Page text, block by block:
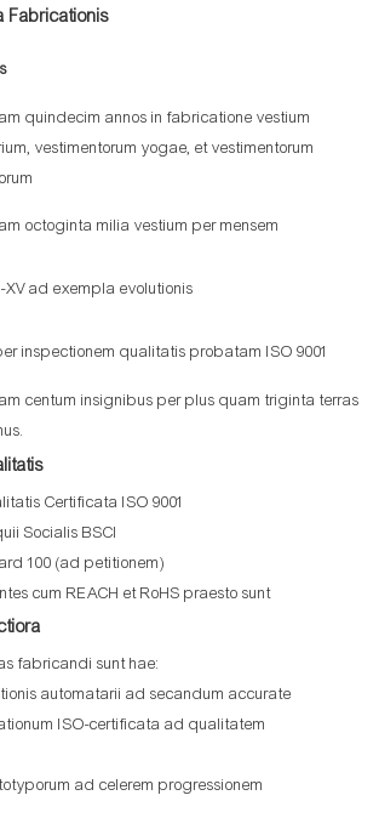
Fabricationis
quindecim annos in fabricatione vestium
vestimentorum yogae, et vestimentorum
octoginta milia vestium per mensem
XV ad exempla evolutionis
inspectionem qualitatis probatam ISO 9001
centum insignibus per plus quam triginta terras
Certificata ISO 9001
Socialis BSCI
100 (ad petitionem)
cum REACH et RoHS praesto sunt
fabricandi sunt hae:
automatarii ad secandum accurate
ISO-certificata ad qualitatem
ad celerem progressionem